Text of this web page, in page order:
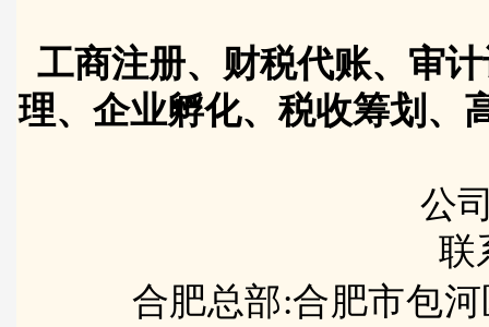
工商注册、财税代账、审
理、企业孵化、税收筹划、
公
联
合肥总部:合肥市包